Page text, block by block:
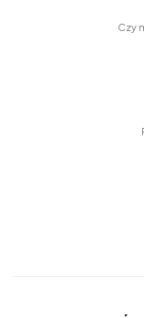
Czy